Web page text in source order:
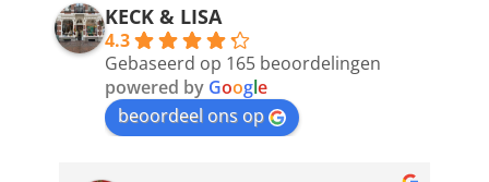
address
KECK & LISA
4.3
Gebaseerd op 165 beoordelingen
powered by Google
beoordeel ons op